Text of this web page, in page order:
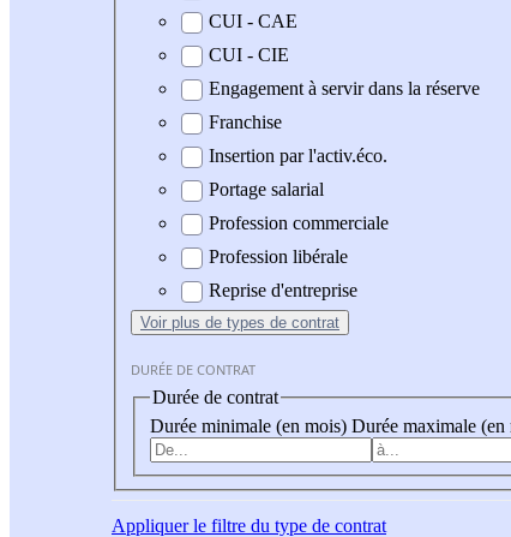
CUI - CAE
CUI - CIE
Engagement à servir dans la réserve
Franchise
Insertion par l'activ.éco.
Portage salarial
Profession commerciale
Profession libérale
Reprise d'entreprise
Voir plus de types de contrat
DURÉE DE CONTRAT
Durée de contrat
Durée minimale (en mois) Durée maximale (en
Appliquerle filtre du type de contrat